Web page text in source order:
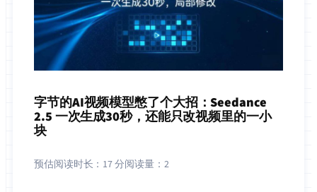
字节的AI视频模型憋了个大招：Seedance
2.5 一次生成30秒，还能只改视频里的一小
块
预估阅读时长： 17 分阅读量： 2